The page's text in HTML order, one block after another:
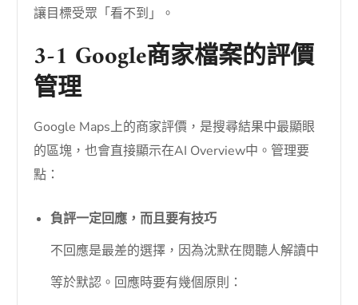
讓目標受眾「看不到」。
3-1 Google商家檔案的評價
管理
Google Maps上的商家評價，是搜尋結果中最顯眼
的區塊，也會直接顯示在AI Overview中。管理要
點：
負評一定回應，而且要有技巧
不回應是最差的選擇，因為沈默在閱聽人解讀中
等於默認。回應時要有幾個原則：